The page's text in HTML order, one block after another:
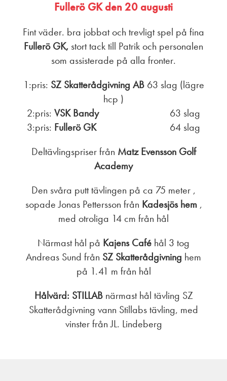
Fullerö GK den 20 augusti
Fint väder. bra jobbat och trevligt spel på fina
Fullerö GK, stort tack till Patrik och personalen
som assisterade på alla fronter.
1:pris: SZ Skatterådgivning AB63 slag (lägre
hcp )
2:pris: VSK Bandy63 slag
3:pris: Fullerö GK64 slag
Deltävlingspriser från Matz Evensson Golf
Academy
Den svåra putt tävlingen på ca 75 meter ,
sopade Jonas Pettersson från Kadesjös hem,
med otroliga 14 cm från hål
Närmast hål på Kajens Café hål 3 tog
Andreas Sund från SZ Skatterådgivning hem
på 1.41 m från hål
Hålvärd: STILLABnärmast hål tävling SZ
Skatterådgivning vann Stillabs tävling, med
vinster från JL. Lindeberg